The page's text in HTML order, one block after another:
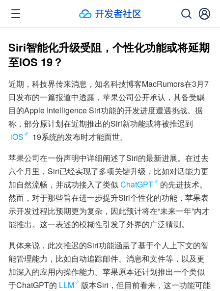
Siri智能化升级受阻，个性化功能或将延期
至iOS 19？
近期，科技界传来消息，知名科技博客MacRumors在3月7
日发布的一篇报道中透露，苹果公司公开承认，其备受瞩
目的Apple Intelligence Siri功能的开发进度遭遇挑战。据
称，部分原计划在近期推出的Siri新功能或将被推迟到
iOS
19系统的发布时才能面世。
苹果公司在一份声明中详细阐述了Siri的最新进展。在过去
六个月里，Siri已经实现了多项关键升级，比如对话能力更
加自然流畅，并成功接入了类似ChatGPT
的先进技术。
然而，对于那些旨在进一步提升Siri个性化的功能，苹果表
示开发过程比预期更为复杂，因此预计将在“未来一年”内才
能推出。这一表述的模糊性引发了外界的广泛猜测。
具体来说，此次推迟的Siri功能涵盖了基于个人上下文的智
能管理能力，比如自动追踪邮件、消息和文件等，以及更
加深入的应用内操作能力。苹果原本还计划推出一个类似
于ChatGPT的 LLM
版本Siri，但目前看来，这一功能可能